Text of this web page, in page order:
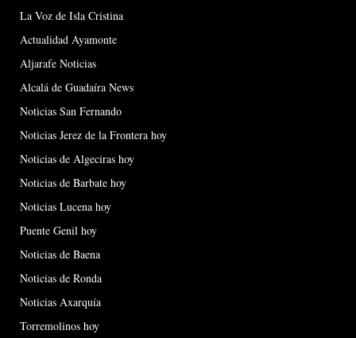
La Voz de Isla Cristina
Actualidad Ayamonte
Aljarafe Noticias
Alcalá de Guadaíra News
Noticias San Fernando
Noticias Jerez de la Frontera hoy
Noticias de Algeciras hoy
Noticias de Barbate hoy
Noticias Lucena hoy
Puente Genil hoy
Noticias de Baena
Noticias de Ronda
Noticias Axarquía
Torremolinos hoy